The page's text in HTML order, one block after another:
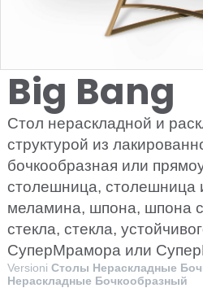
Big Bang
Стол нераскладной и
структурой из
бочкообразная или
столешница, столешница
меламина, шпона, шпона
стекла, стекла,
СуперМрамора или
Versioni Столы Нераскладные
Нераскладные Бочкообразный